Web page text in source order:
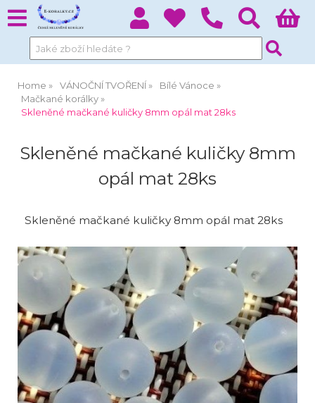
Home VÁNOČNÍ TVOŘENÍ
Bílé Vánoce
Mačkané korálky
Skleněné mačkané kuličky 8mm opál mat 28ks
Skleněné mačkané kuličky 8mm
opál mat 28ks
Skleněné mačkané kuličky 8mm opál mat 28ks